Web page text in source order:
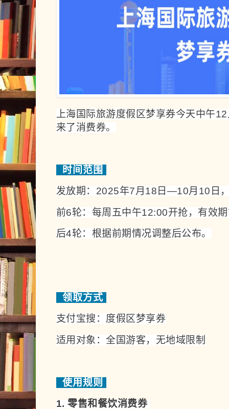
上海国际旅游度假区梦享券今天中午
来了消费券。
时间范围
发放期：2025年7月18日—10月10日
前6轮：每周五中午12:00开抢，有效
后4轮：根据前期情况调整后公布。
领取方式
支付宝搜：度假区梦享券
适用对象：全国游客，无地域限制
使用规则
1. 零售和餐饮消费券